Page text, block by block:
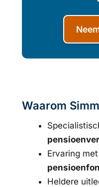
Waarom
Ervaring met
Heldere